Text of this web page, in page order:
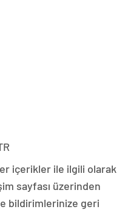
içerikler ile ilgili olarak
sayfası üzerinden
bildirimlerinize geri